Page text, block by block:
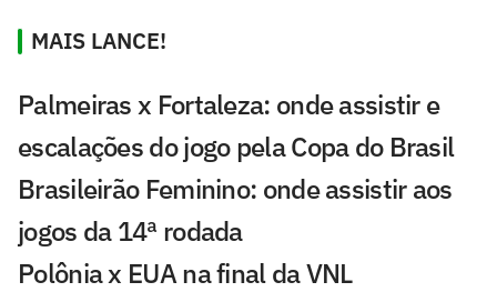
MAIS LANCE!
Palmeiras x Fortaleza: onde assistir e
escalações do jogo pela Copa do Brasil
Brasileirão Feminino: onde assistir aos
jogos da 14ª rodada
Polônia x EUA na final da VNL